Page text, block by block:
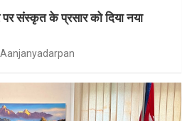
संस्कृत के प्रसार को दिया नया
Aanjanyadarpan